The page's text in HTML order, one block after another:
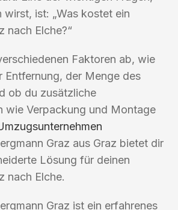
wirst, ist: „Was kostet ein
nach Elche?“
Faktoren ab, wie
Entfernung, der Menge des
ob du zusätzliche
wie Verpackung und Montage
Graz aus Graz bietet dir
Lösung für deinen
nach Elche.
Graz ist ein erfahrenes